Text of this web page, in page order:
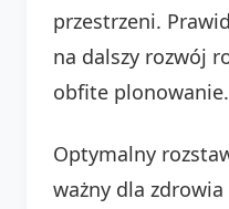
przestrzeni.
na dalszy rozwój
obfite plonowanie.
Optymalny
ważny dla